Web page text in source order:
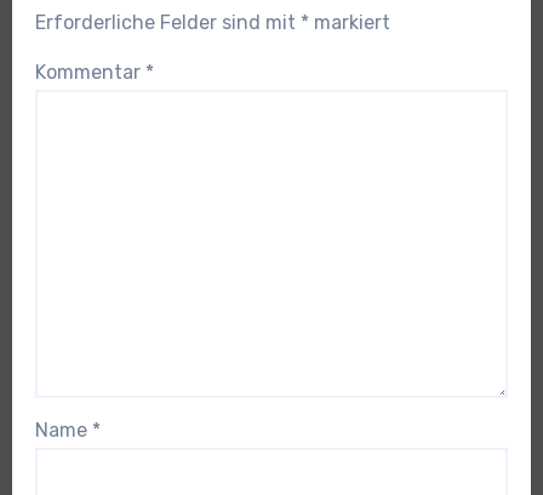
Erforderliche Felder sind mit * markiert
Kommentar *
Name *